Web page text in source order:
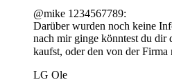
@mike 1234567789:
Darüber wurden noch keine
nach mir ginge könntest du dir
kaufst, oder den von der Firma
LG Ole